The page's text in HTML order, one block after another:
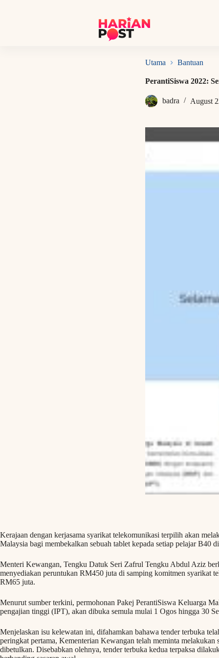
Utama Bantuan
PerantiSiswa 2022:
badra August
Kerajaan dengan kerjasama syarikat telekomunikasi terpilih akan
Malaysia bagi membekalkan sebuah tablet kepada setiap pelajar B40
Menteri Kewangan, Tengku Datuk Seri Zafrul Tengku Abdul Aziz
menyediakan peruntukan RM450 juta di samping komitmen syarikat
RM65 juta.
Menurut sumber terkini, permohonan Pakej PerantiSiswa Keluarga
pengajian tinggi (IPT), akan dibuka semula mulai 1 Ogos hingga 30
Menjelaskan isu kelewatan ini, difahamkan bahawa tender terbuka
peringkat pertama, Kementerian Kewangan telah meminta melakukan
dibetulkan. Disebabkan olehnya, tender terbuka kedua terpaksa